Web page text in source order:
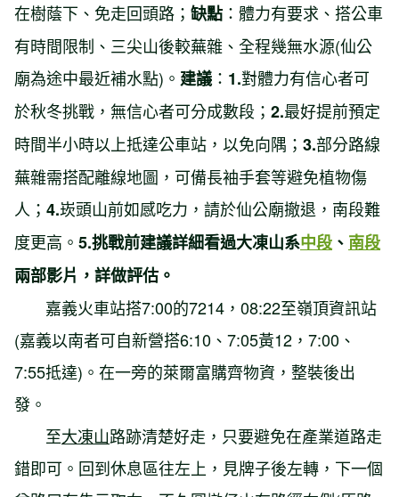
在樹蔭下、免走回頭路； 缺點 ：體力有要求、搭公車
有時間限制、三尖山後較蕪雜、全程幾無水源(仙公
廟為途中最近補水點)。 建議： 1.對體力有信心者可
於秋冬挑戰，無信心者可分成數段； 2.最好提前預定
時間半小時以上抵達公車站，以免向隅； 3.部分路線
蕪雜需搭配離線地圖，可備長袖手套等避免植物傷
人； 4.崁頭山前如感吃力，請於仙公廟撤退，南段難
度更高。 5.挑戰前建議詳細看過大凍山系中段 、 南段
兩部影片，詳做評估。
嘉義火車站搭7:00的7214，08:22至嶺頂資訊站
(嘉義以南者可自新營搭6:10、7:05黃12，7:00、
7:55抵達)。在一旁的萊爾富購齊物資，整裝後出
發。
至大凍山路跡清楚好走，只要避免在產業道路走
錯即可。回到休息區往左上，見牌子後左轉，下一個